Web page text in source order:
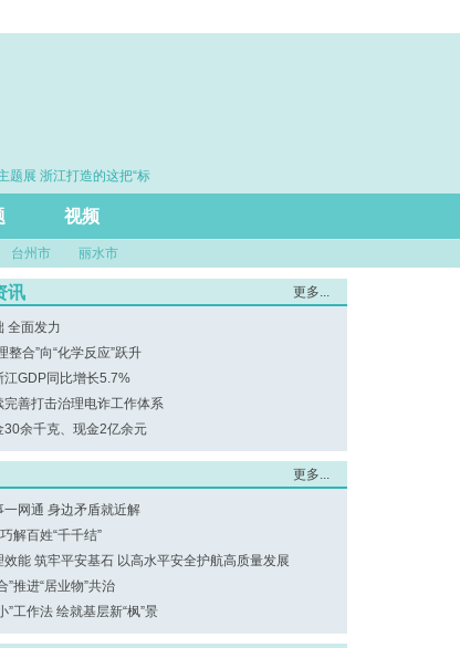
浙江打造的这把“标
视频
台州市 丽水市
讯 更多...
全面发力
整合”向“化学反应”跃升
江GDP同比增长5.7%
完善打击治理电诈工作体系
30余千克、现金2亿余元
更多...
一网通 身边矛盾就近解
解百姓“千千结”
效能 筑牢平安基石 以高水平安全护航高质量发展
”推进“居业物”共治
”工作法 绘就基层新“枫”景